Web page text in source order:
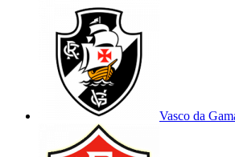
Vasco da